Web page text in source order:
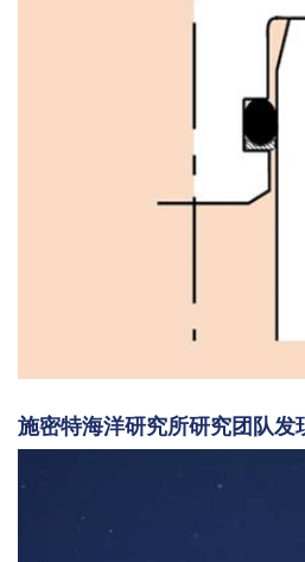
施密特海洋研究所研究团队发